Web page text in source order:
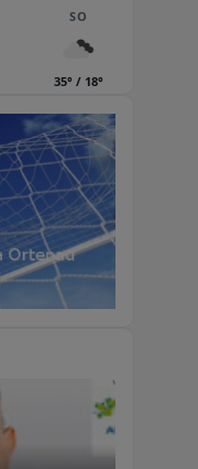
SO
35° / 18°